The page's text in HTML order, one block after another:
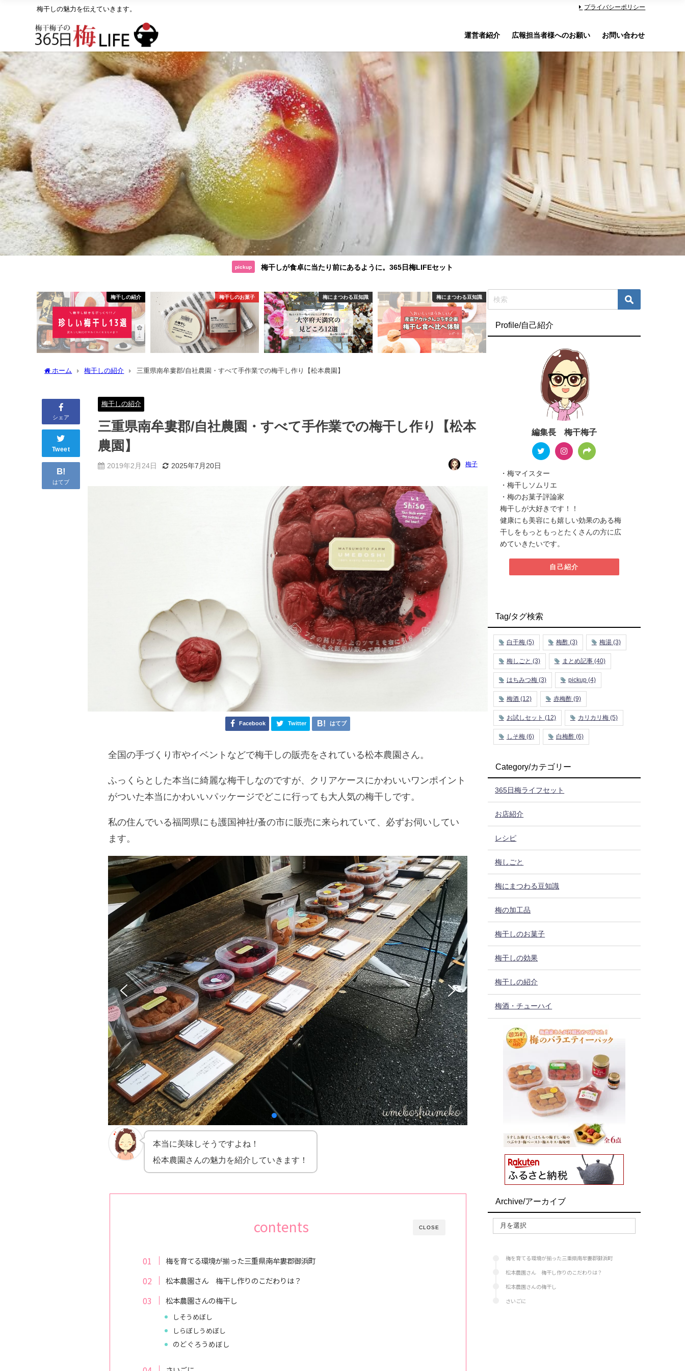
梅干しの魅力を伝えていきます。 プライバシーポリシー
運営者紹介 広報担当者様へのお願い お問い合わせ
pickup 梅干しが食卓に当たり前にあるように。365日梅LIFEセット
梅干しの紹介 梅干しのお菓子 梅にまつわる豆知識 梅にまつわる豆知識
ホーム 梅干しの紹介 三重県南牟婁郡/自社農園・すべて手作業での梅干し作り【松本農園】
シェア
Tweet
B!
はてブ
梅干しの紹介
三重県南牟婁郡/自社農園・すべて手作業での梅干し作り【松本
農園】
2019年2月24日 2025年7月20日 梅子
Facebook Twitter はてブ
全国の手づくり市やイベントなどで梅干しの販売をされている松本農園さん。
ふっくらとした本当に綺麗な梅干しなのですが、クリアケースにかわいいワンポイント
がついた本当にかわいいパッケージでどこに行っても大人気の梅干しです。
私の住んでいる福岡県にも護国神社/蚤の市に販売に来られていて、必ずお伺いしてい
ます。
本当に美味しそうですよね！
松本農園さんの魅力を紹介していきます！
CLOSE
contents
梅を育てる環境が揃った三重県南牟婁郡御浜町
松本農園さん 梅干し作りのこだわりは？
松本農園さんの梅干し
しそうめぼし
しらぼしうめぼし
のどぐろうめぼし
Profile/自己紹介
編集長 梅干梅子
・梅マイスター
・梅干しソムリエ
・梅のお菓子評論家
梅干しが大好きです！！
健康にも美容にも嬉しい効果のある梅
干しをもっともっとたくさんの方に広
めていきたいです。
自己紹介
Tag/タグ検索
白干梅(5) 梅酢(3) 梅湯(3)
梅しごと (3) まとめ記事(40)
はちみつ梅(3) pickup(4)
梅酒 (12) 赤梅酢(9)
お試しセット (12) カリカリ梅(5)
しそ梅(6) 白梅酢(6)
Category/カテゴリー
365日梅ライフセット
お店紹介
レシピ
梅しごと
梅にまつわる豆知識
梅の加工品
梅干しのお菓子
梅干しの効果
梅干しの紹介
梅酒・チューハイ
Archive/アーカイブ
梅を育てる環境が揃った三重県南牟婁郡御浜町
松本農園さん 梅干し作りのこだわりは？
松本農園さんの梅干し
さいごに